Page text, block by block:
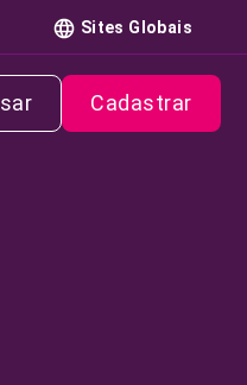
Sites Globais
Cadastrar